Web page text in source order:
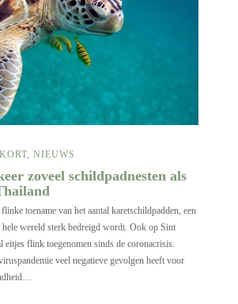
KORT, NIEUWS
zoveel schildpadnesten als
toename van het aantal karetschildpadden, een
wereld sterk bedreigd wordt. Ook op Sint
eitjes flink toegenomen sinds de coronacrisis.
veel negatieve gevolgen heeft voor